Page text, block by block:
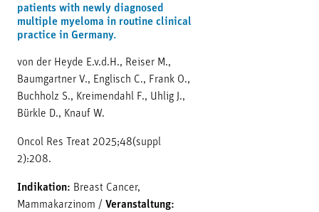
patients with newly diagnosed
multiple myeloma in routine clinical
practice in Germany.
von der Heyde E.v.d.H., Reiser M.,
Baumgartner V., Englisch C., Frank O.,
Buchholz S., Kreimendahl F., Uhlig J.,
Bürkle D., Knauf W.
Oncol Res Treat 2025;48(suppl
2):208.
Indikation: Breast Cancer,
Mammakarzinom / Veranstaltung: